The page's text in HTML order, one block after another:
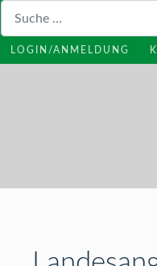
LOGIN/ANMELDUNG